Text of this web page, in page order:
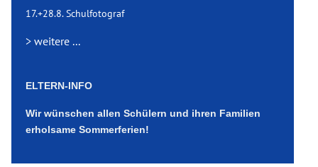
17.+28.8. Schulfotograf
> weitere ...
ELTERN-INFO
Wir wünschen allen Schülern und ihren Familien
erholsame Sommerferien!